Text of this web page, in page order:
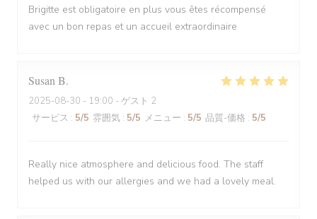
Brigitte est obligatoire en plus vous êtes récompensé
avec un bon repas et un accueil extraordinaire
Susan B
2025-08-30 - 19:00 - ゲスト 2
サービス : 5/5 雰囲気 : 5/5 メニュー : 5/5 品質-価格 : 5/5
Really nice atmosphere and delicious food. The staff
helped us with our allergies and we had a lovely meal.